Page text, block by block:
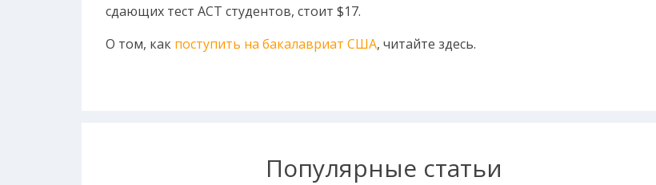
сдающих тест ACT студентов, стоит $17.
О том, как поступить на бакалавриат США, читайте здесь.
Популярные статьи